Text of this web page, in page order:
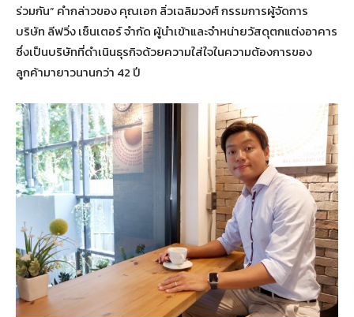
ร่วมกัน” คำกล่าวของ คุณเอก ลิ่วเฉลิมวงศ์ กรรมการผู้จัดการ
บริษัท ลีฟวิ่ง เซ็นเตอร์ จำกัด ผู้นำเข้าและจำหน่ายวัสดุตกแต่งอาคาร
ซึ่งเป็นบริษัทที่ดำเนินธุรกิจด้วยความใส่ใจในความต้องการของ
ลูกค้ามายาวนานกว่า 42 ปี